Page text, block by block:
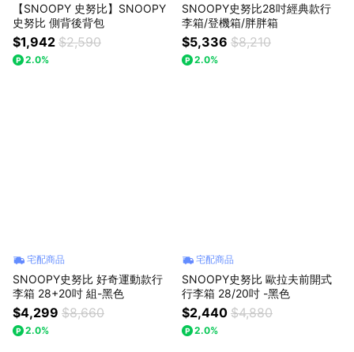
【SNOOPY 史努比】SNOOPY
史努比 側背後背包
$1,942 $2,590
2.0%
SNOOPY史努比28吋經典款行
李箱/登機箱/胖胖箱
$5,336 $8,210
2.0%
宅配商品
SNOOPY史努比 好奇運動款行
李箱 28+20吋 組-黑色
$4,299 $8,660
2.0%
宅配商品
SNOOPY史努比 歐拉夫前開式
行李箱 28/20吋 -黑色
$2,440 $4,880
2.0%